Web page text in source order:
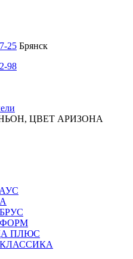
25 Брянск
98
ЦВЕТ АРИЗОНА
ФОРМ
ПЛЮС